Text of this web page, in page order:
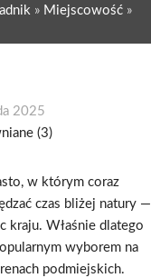
» Miejscowość »
2025
w którym coraz
czas bliżej natury —
kraju. Właśnie dlatego
wyborem na
podmiejskich.